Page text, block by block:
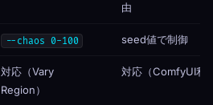
由
--chaos 0-100 seed値で制御
対応（Vary
Region）
対応（ComfyUI利